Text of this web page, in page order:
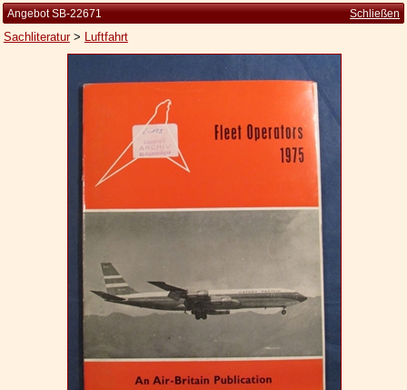
Kleine Kulturgeschichte
Die Brockhaus Auflagen
Die Meyer Auflagen
Zu den Angeboten
Widerrufsbelehrung
Geschäftsbedingungen
Angebot SB-22671 Schließen
Sachliteratur> Luftfahrt